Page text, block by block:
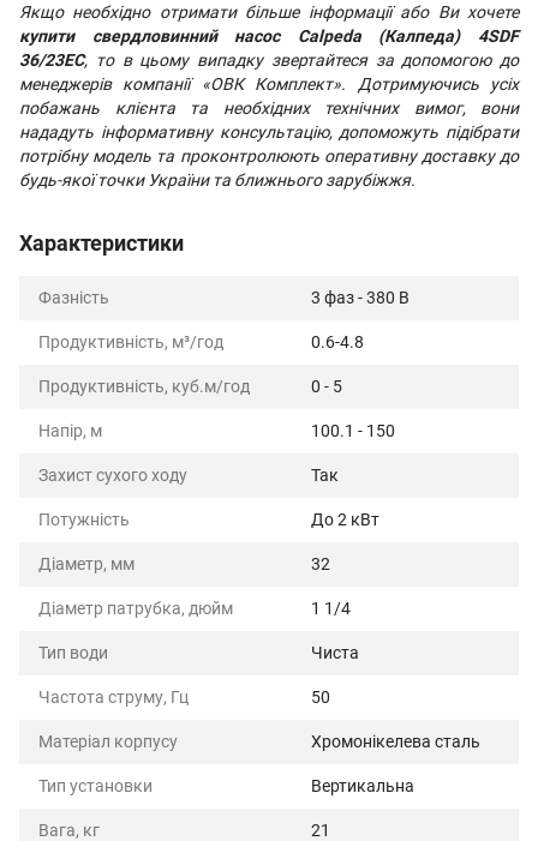
Якщо необхідно отримати більше інформації або Ви хочете
купити свердловинний насос Calpeda (Калпеда) 4SDF
36/23EC, то в цьому випадку звертайтеся за допомогою до
менеджерів компанії «ОВК Комплект». Дотримуючись усіх
побажань клієнта та необхідних технічних вимог, вони
нададуть інформативну консультацію, допоможуть підібрати
потрібну модель та проконтролюють оперативну доставку до
будь-якої точки України та ближнього зарубіжжя.
Характеристики
Фазність 3 фаз - 380 В
Продуктивність, м³/год 0.6-4.8
Продуктивність, куб.м/год 0 - 5
Напір, м 100.1 - 150
Захист сухого ходу Так
Потужність До 2 кВт
Діаметр, мм 32
Діаметр патрубка, дюйм 1 1/4
Тип води Чиста
Частота струму, Гц 50
Матеріал корпусу Хромонікелева сталь
Тип установки Вертикальна
Вага, кг 21